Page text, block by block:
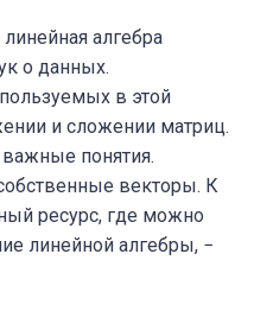
алгебра
о данных.
в этой
и сложении матриц.
понятия.
векторы. К
ресурс, где можно
линейной алгебры, −